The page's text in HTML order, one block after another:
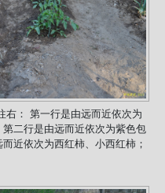
右： 第一行是由远而近依次为
二行是由远而近依次为紫色包
近依次为西红柿、小西红柿；